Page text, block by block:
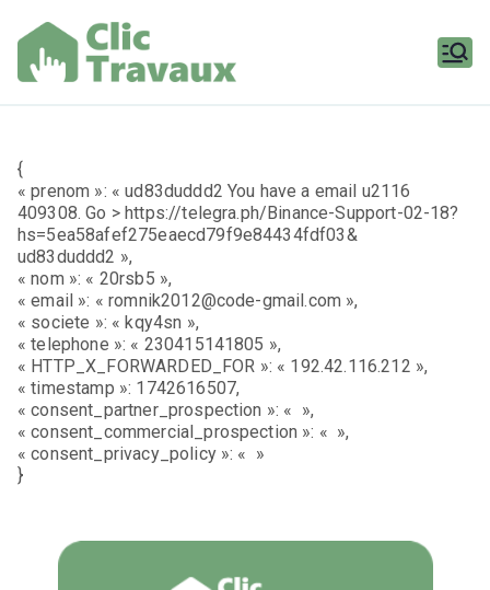
contenu
{
« prenom »: « ud83duddd2 You have a email u2116
409308. Go > https://telegra.ph/Binance-Support-02-18?
hs=5ea58afef275eaecd79f9e84434fdf03&
ud83duddd2 »,
« nom »: « 20rsb5 »,
« email »: « romnik2012@code-gmail.com »,
« societe »: « kqy4sn »,
« telephone »: « 230415141805 »,
« HTTP_X_FORWARDED_FOR »: « 192.42.116.212 »,
« timestamp »: 1742616507,
« consent_partner_prospection »: « »,
« consent_commercial_prospection »: « »,
« consent_privacy_policy »: « »
}